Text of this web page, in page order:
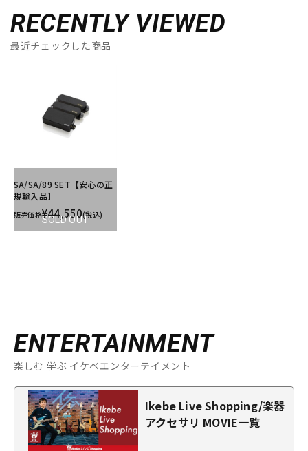
RECENTLY VIEWED
最近チェックした商品
SOLD OUT
SA/SA/89 SET【安心の正
規輸入品】
販売価格¥44,550(税込)
ENTERTAINMENT
楽しむ 学ぶ イケベエンターテイメント
Ikebe Live Shopping/楽器
アクセサリ MOVIE一覧